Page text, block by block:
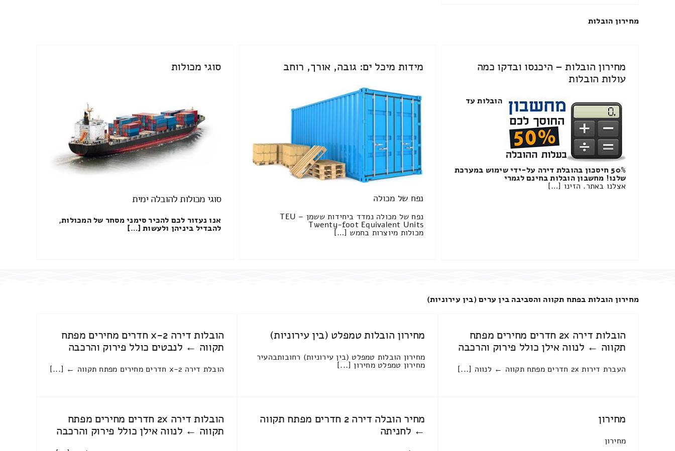
מחירון הובלות
מחירון הובלות – היכנסו ובדקו כמה
עולות הובלות
הובלות עד
50% חיסכון בהובלת דירה על-ידי שימוש במערכת
שלנו! מחשבון הובלות בחינם לגמרי
אצלנו באתר. הזינו […]
מידות מיכל ים: גובה, אורך, רוחב
נפח של מכולה
נפח של מכולה נמדד ביחידות ששמן TEU –
Twenty-foot Equivalent Units
מכולות מיוצרות בחמש […]
סוגי מכולות
סוגי מכולות להובלה ימית
אנו נעזור לכם להכיר סימני מסחר של המכולות,
להבדיל ביניהן ולעשות […]
מחירון הובלות בפתח תקווה והסביבה בין ערים (בין עירוניות)
הובלות דירה 2x חדרים מחירים מפתח
תקווה ← לנווה אילן כולל פירוק והרכבה
העברת דירות 2x חדרים מפתח תקווה ← לנווה [...]
מחירון הובלות טמפלט (בין עירוניות)
מחירון הובלות טמפלט (בין עירוניות) רחובותבהעיר
מחירון טמפלט מחירון [...]
הובלות דירה 2-x חדרים מחירים מפתח
תקווה ← לנבטים כולל פירוק והרכבה
הובלת דירה 2-x חדרים מחירים מפתח תקווה ← [...]
מחירון
מחירון
מחיר הובלה דירה 2 חדרים מפתח תקווה
← לחניתה
הובלות דירה 2x חדרים מחירים מפתח
תקווה ← לנווה אילן כולל פירוק והרכבה